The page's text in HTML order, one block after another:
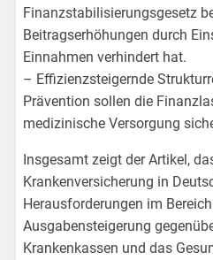
Finanzstabilisierungsgesetz
Beitragserhöhungen durch
Einnahmen verhindert hat.
– Effizienzsteigernde
Prävention sollen die
medizinische Versorgung
Insgesamt zeigt der Artikel,
Krankenversicherung in
Herausforderungen im
Ausgabensteigerung
Krankenkassen und das